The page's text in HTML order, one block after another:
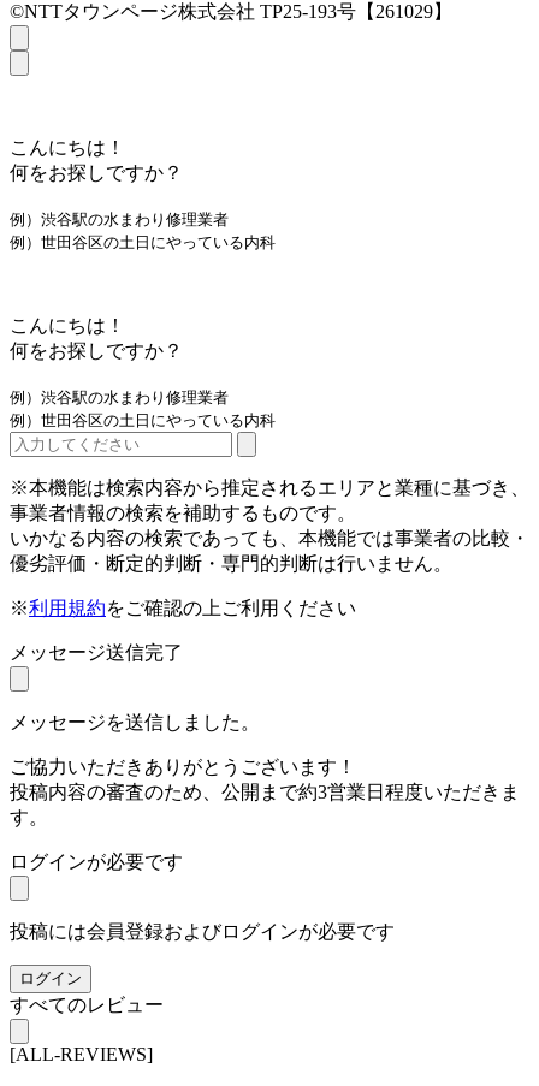
©NTTタウンページ株式会社 TP25-193号【261029】
こんにちは！
何をお探しですか？
例）渋谷駅の水まわり修理業者
例）世田谷区の土日にやっている内科
こんにちは！
何をお探しですか？
例）渋谷駅の水まわり修理業者
例）世田谷区の土日にやっている内科
※本機能は検索内容から推定されるエリアと業種に基づき、
事業者情報の検索を補助するものです。
いかなる内容の検索であっても、本機能では事業者の比較・
優劣評価・断定的判断・専門的判断は行いません。
※利用規約をご確認の上ご利用ください
メッセージ送信完了
メッセージを送信しました。
ご協力いただきありがとうございます！
投稿内容の審査のため、公開まで約3営業日程度いただきま
す。
ログインが必要です
投稿には会員登録およびログインが必要です
ログイン
すべてのレビュー
[ALL-REVIEWS]